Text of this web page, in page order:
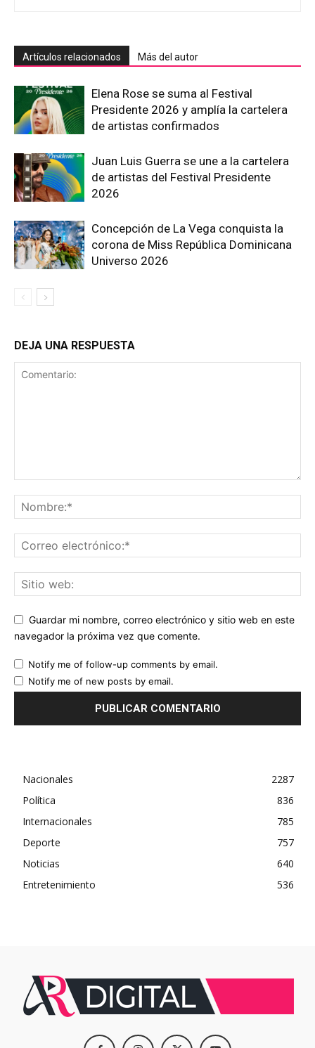
Artículos relacionados Más del autor
Elena Rose se suma al Festival
Presidente 2026 y amplía la cartelera
de artistas confirmados
Juan Luis Guerra se une a la cartelera
de artistas del Festival Presidente
2026
Concepción de La Vega conquista la
corona de Miss República Dominicana
Universo 2026
DEJA UNA RESPUESTA
Guardar mi nombre, correo electrónico y sitio web en este
navegador la próxima vez que comente.
Notify me of follow-up comments by email.
Notify me of new posts by email.
Nacionales
2287
Política
836
Internacionales
785
Deporte
757
Noticias
640
Entretenimiento
536